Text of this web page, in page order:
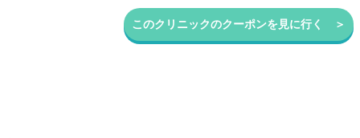
このクリニックのクーポンを見に行く ＞